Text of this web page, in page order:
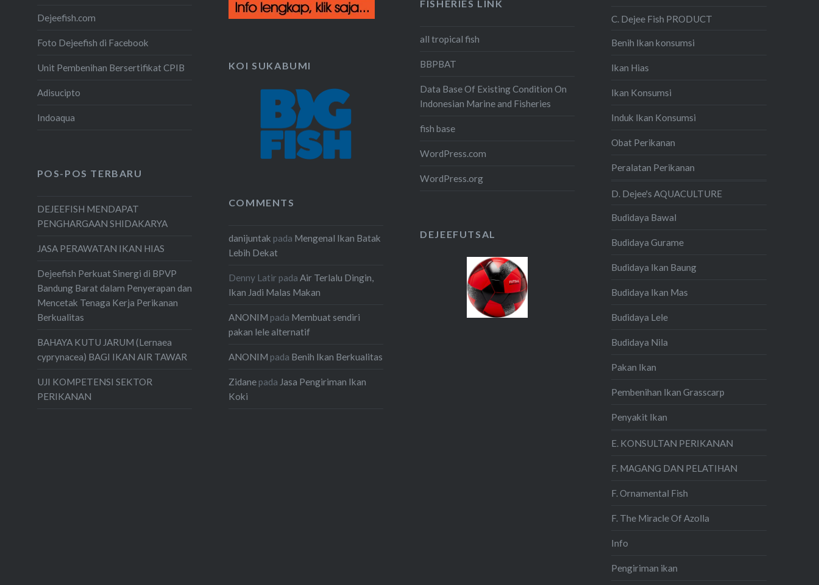
C. Dejee Fish PRODUCT
Benih Ikan konsumsi
Ikan Hias
Ikan Konsumsi
Induk Ikan Konsumsi
Obat Perikanan
Peralatan Perikanan
D. Dejee's AQUACULTURE
Budidaya Bawal
Budidaya Gurame
Budidaya Ikan Baung
Budidaya Ikan Mas
Budidaya Lele
Budidaya Nila
Pakan Ikan
Pembenihan Ikan Grasscarp
Penyakit Ikan
E. KONSULTAN PERIKANAN
F. MAGANG DAN PELATIHAN
F. Ornamental Fish
F. The Miracle Of Azolla
Info
Pengiriman ikan
Dejeefish.com
Foto Dejeefish di Facebook
Unit Pembenihan Bersertifikat CPIB
Adisucipto
Indoaqua
FISHERIES LINK
all tropical fish
BBPBAT
Data Base Of Existing Condition On
Indonesian Marine and Fisheries
fish base
WordPress.com
WordPress.org
KOI SUKABUMI
POS-POS TERBARU
DEJEEFISH MENDAPAT
PENGHARGAAN SHIDAKARYA
JASA PERAWATAN IKAN HIAS
Dejeefish Perkuat Sinergi di BPVP
Bandung Barat dalam Penyerapan dan
Mencetak Tenaga Kerja Perikanan
Berkualitas
BAHAYA KUTU JARUM (Lernaea
cyprynacea) BAGI IKAN AIR TAWAR
UJI KOMPETENSI SEKTOR
PERIKANAN
COMMENTS
danijuntak pada Mengenal Ikan Batak
Lebih Dekat
Denny Latir pada Air Terlalu Dingin,
Ikan Jadi Malas Makan
ANONIM pada Membuat sendiri
pakan lele alternatif
ANONIM pada Benih Ikan Berkualitas
Zidanepada Jasa Pengiriman Ikan
Koki
DEJEEFUTSAL